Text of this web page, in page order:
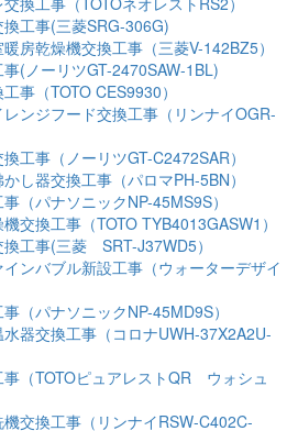
工事(三菱SRG-306G)
房乾燥機交換工事（三菱V-142BZ5）
(ノーリツGT-2470SAW-1BL)
事（TOTO CES9930）
ンジフード交換工事（リンナイOGR-
工事（ノーリツGT-C2472SAR）
し器交換工事（パロマPH-5BN）
（パナソニックNP-45MS9S）
交換工事（TOTO TYB4013GASW1）
工事(三菱 SRT-J37WD5）
ンバブル新設工事（ウォーターデザイ
（パナソニックNP-45MD9S）
器交換工事（コロナUWH-37X2A2U-
（TOTOピュアレストQR ウォシュ
交換工事（リンナイRSW-C402C-